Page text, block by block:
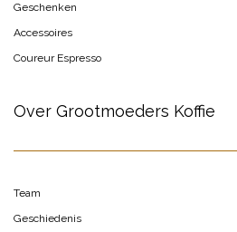
Geschenken
Accessoires
Coureur Espresso
Over Grootmoeders Koffie
Team
Geschiedenis